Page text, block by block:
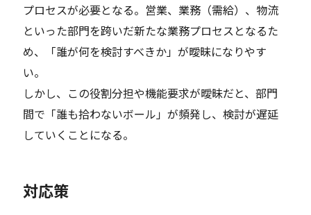
プロセスが必要となる。営業、業務（需給）、物流
といった部門を跨いだ新たな業務プロセスとなるた
め、「誰が何を検討すべきか」が曖昧になりやす
い。
しかし、この役割分担や機能要求が曖昧だと、部門
間で「誰も拾わないボール」が頻発し、検討が遅延
していくことになる。
対応策